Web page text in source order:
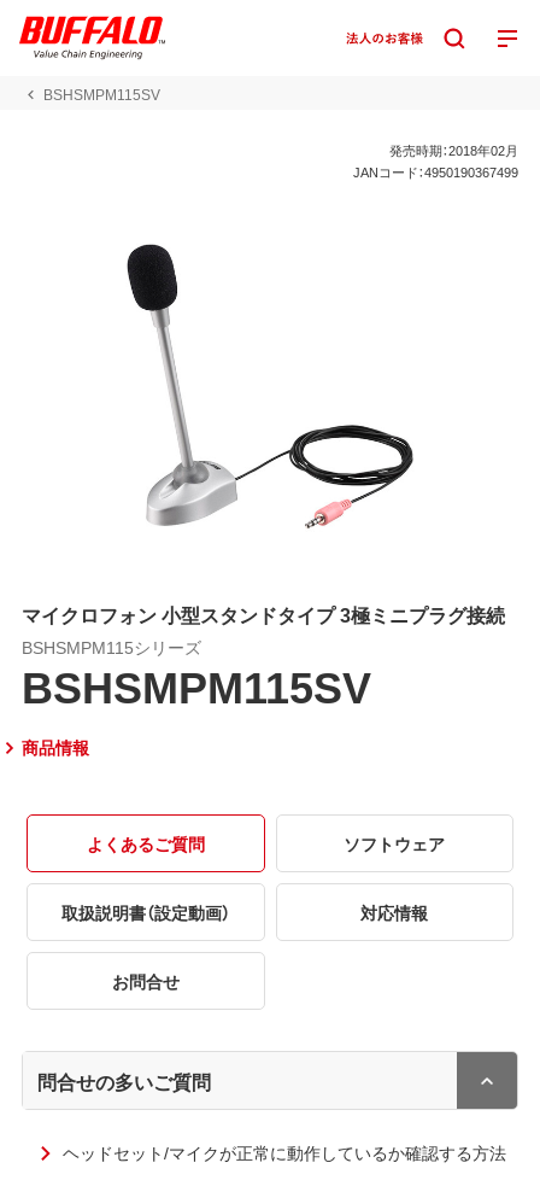
BSHSMPM115SV
発売時期：2018年02月
JANコード：4950190367499
マイクロフォン 小型スタンドタイプ 3極ミニプラグ接続
BSHSMPM115シリーズ
BSHSMPM115SV
商品情報
よくあるご質問 ソフトウェア
取扱説明書（設定動画） 対応情報
お問合せ
問合せの多いご質問
ヘッドセット/マイクが正常に動作しているか確認する方法